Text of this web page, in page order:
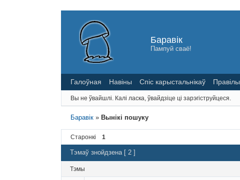
Баравік
Пампуй сваё!
Галоўная Навіны Спіс карыстальнікаў Правілы
Вы не ўвайшлі. Калі ласка, ўвайдзіце ці зарэгіструйцеся.
Баравік » Вынікі пошуку
Старонкі 1
Тэмаў знойдзена [ 2 ]
Тэмы